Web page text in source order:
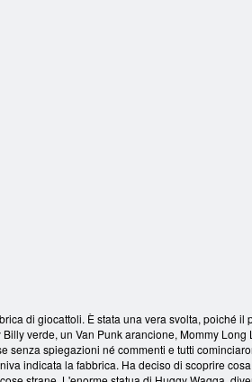
di giocattoli. È stata una vera svolta, poiché
verde, un Van Punk arancione, Mommy
spiegazioni né commenti e tutti
indicata la fabbrica. Ha deciso di scoprire